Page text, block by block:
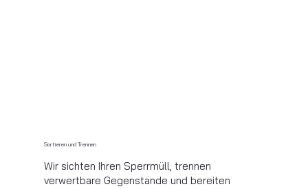
Sortieren und Trennen
Wir sichten Ihren Sperrmüll, trennen
verwertbare Gegenstände und bereiten